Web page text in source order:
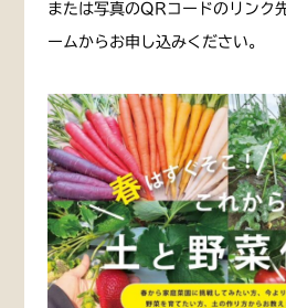
または写真のQRコードのリンク
ームからお申し込みください。